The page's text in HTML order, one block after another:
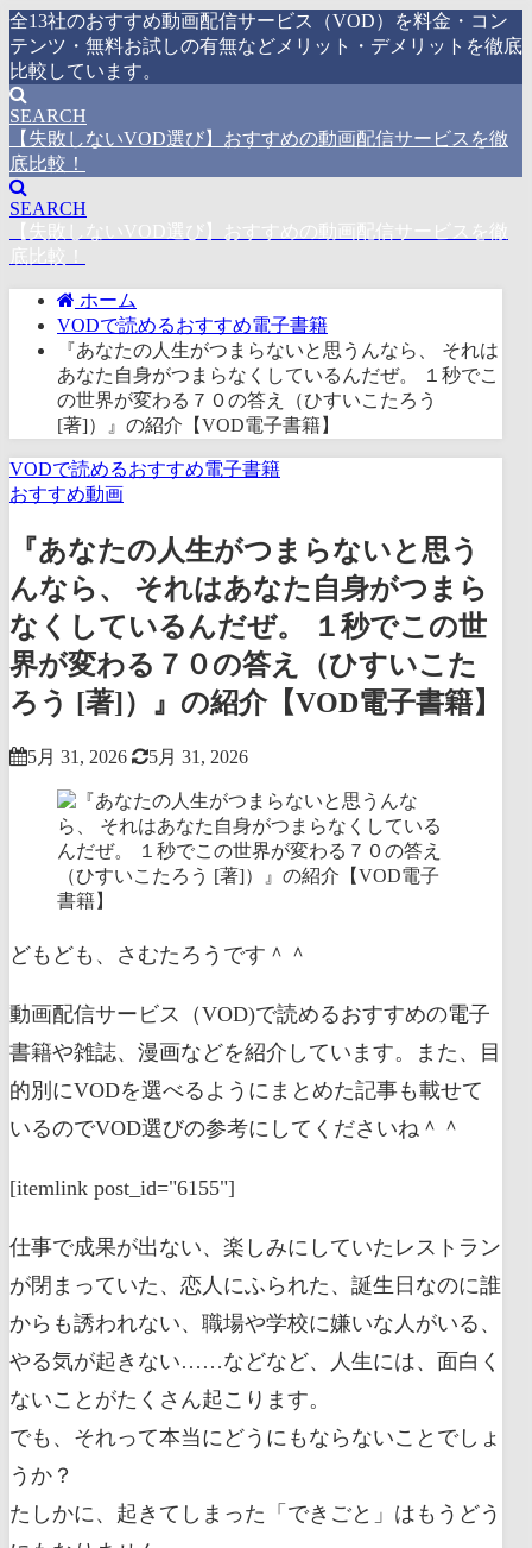
全13社のおすすめ動画配信サービス（VOD）を料金・コン
テンツ・無料お試しの有無などメリット・デメリットを徹底
比較しています。
SEARCH
【失敗しないVOD選び】おすすめの動画配信サービスを徹
底比較！
SEARCH
【失敗しないVOD選び】おすすめの動画配信サービスを徹
底比較！
ホーム
VODで読めるおすすめ電子書籍
『あなたの人生がつまらないと思うんなら、 それは
あなた自身がつまらなくしているんだぜ。 １秒でこ
の世界が変わる７０の答え（ひすいこたろう
[著]）』の紹介【VOD電子書籍】
VODで読めるおすすめ電子書籍
おすすめ動画
『あなたの人生がつまらないと思う
んなら、 それはあなた自身がつまら
なくしているんだぜ。 １秒でこの世
界が変わる７０の答え（ひすいこた
ろう [著]）』の紹介【VOD電子書籍】
5月 31, 2026 5月 31, 2026
どもども、さむたろうです＾＾
動画配信サービス（VOD)で読めるおすすめの電子
書籍や雑誌、漫画などを紹介しています。また、目
的別にVODを選べるようにまとめた記事も載せて
いるのでVOD選びの参考にしてくださいね＾＾
[itemlink post_id="6155"]
仕事で成果が出ない、楽しみにしていたレストラン
が閉まっていた、恋人にふられた、誕生日なのに誰
からも誘われない、職場や学校に嫌いな人がいる、
やる気が起きない……などなど、人生には、面白く
ないことがたくさん起こります。
でも、それって本当にどうにもならないことでしょ
うか？
たしかに、起きてしまった「できごと」はもうどう